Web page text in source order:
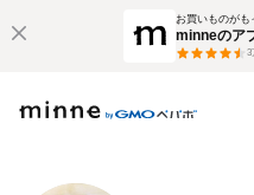
お買いものがも
minneのア
3